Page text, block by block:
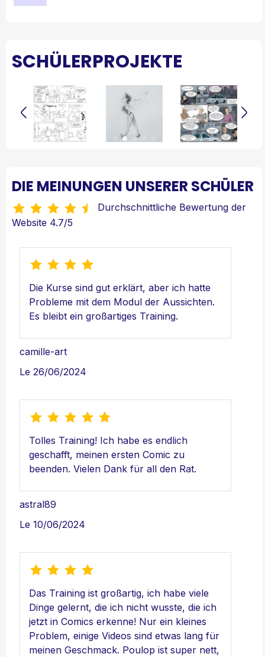
SCHÜLERPROJEKTE
DIE MEINUNGEN UNSERER SCHÜLER
Durchschnittliche Bewertung der
Website 4.7/5
Die Kurse sind gut erklärt, aber ich hatte
Probleme mit dem Modul der Aussichten.
Es bleibt ein großartiges Training.
camille-art
Le 26/06/2024
Tolles Training! Ich habe es endlich
geschafft, meinen ersten Comic zu
beenden. Vielen Dank für all den Rat.
astral89
Le 10/06/2024
Das Training ist großartig, ich habe viele
Dinge gelernt, die ich nicht wusste, die ich
jetzt in Comics erkenne! Nur ein kleines
Problem, einige Videos sind etwas lang für
meinen Geschmack. Poulop ist super nett,